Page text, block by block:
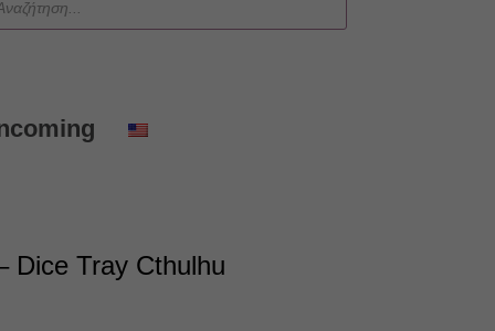
Dice Tray Cthulhu